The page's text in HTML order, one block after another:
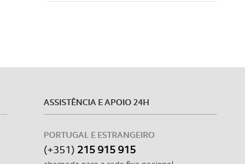
ASSISTÊNCIA E APOIO 24H
PORTUGAL E ESTRANGEIRO
(+351) 215 915 915